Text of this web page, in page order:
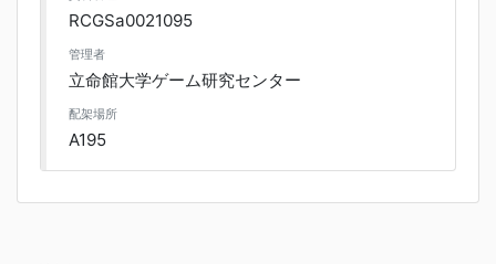
RCGSa0021095
管理者
立命館大学ゲーム研究センター
配架場所
A195